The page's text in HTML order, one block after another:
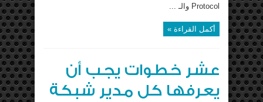
Protocol والـ ...
أكمل القراءة »
عشر خطوات يجب أن
يعرفها كل مدير شبكة